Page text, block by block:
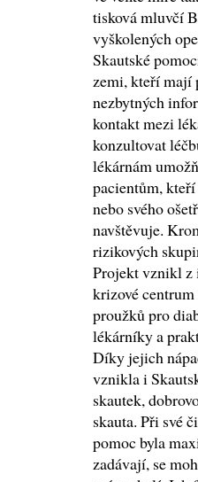
tisková mluvčí
vyškolených
Skautské
zemi, kteří mají
nezbytných
kontakt mezi
konzultovat
lékárnám
pacientům,
nebo svého
navštěvuje.
rizikových
Projekt vznikl z
krizové
proužků pro
lékárníky a
Díky jejich
vznikla i
skautek,
skauta. Při své
pomoc byla
zadávají, se